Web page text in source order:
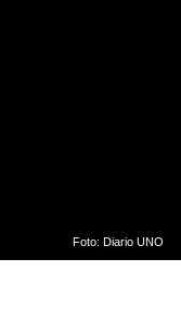
Foto: Diario UNO